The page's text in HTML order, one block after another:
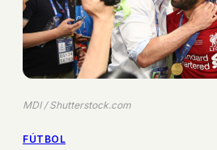
MDI / Shutterstock.com
FÚTBOL